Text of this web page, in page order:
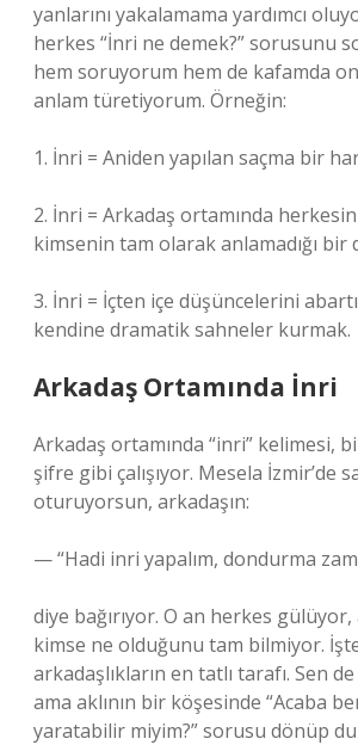
yanlarını yakalamama yardımcı
herkes “İnri ne demek?” sorusunu
hem soruyorum hem de kafamda
anlam türetiyorum. Örneğin:
1. İnri = Aniden yapılan saçma bir
2. İnri = Arkadaş ortamında
kimsenin tam olarak anlamadığı bir
3. İnri = İçten içe düşüncelerini
kendine dramatik sahneler kurmak.
Arkadaş Ortamında İnri
Arkadaş ortamında “inri” kelimesi,
şifre gibi çalışıyor. Mesela İzmir’de
oturuyorsun, arkadaşın:
— “Hadi inri yapalım, dondurma
diye bağırıyor. O an herkes gülüyor,
kimse ne olduğunu tam bilmiyor.
arkadaşlıkların en tatlı tarafı. Sen
ama aklının bir köşesinde “Acaba
yaratabilir miyim?” sorusu dönüp